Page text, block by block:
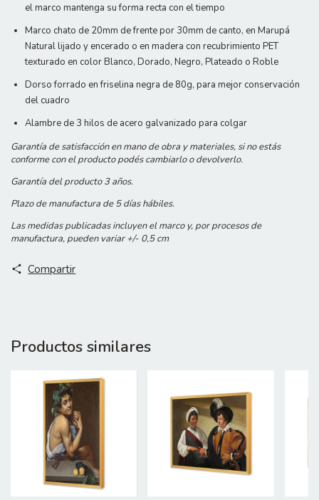
el marco mantenga su forma recta con el tiempo
Marco chato de 20mm de frente por 30mm de canto, en Marupá
Natural lijado y encerado o en madera con recubrimiento PET
texturado en color Blanco, Dorado, Negro, Plateado o Roble
Dorso forrado en friselina negra de 80g, para mejor conservación
del cuadro
Alambre de 3 hilos de acero galvanizado para colgar
Garantía de satisfacción en mano de obra y materiales, si no estás
conforme con el producto podés cambiarlo o devolverlo.
Garantía del producto 3 años.
Plazo de manufactura de 5 días hábiles.
Las medidas publicadas incluyen el marco y, por procesos de
manufactura, pueden variar +/- 0,5 cm
Compartir
Productos similares